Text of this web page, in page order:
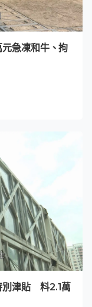
急凍和牛、拘
別津貼 料2.1萬